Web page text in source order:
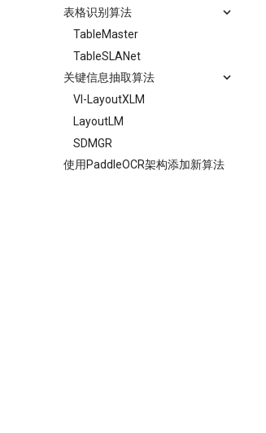
表格识别算法
TableMaster
TableSLANet
关键信息抽取算法
VI-LayoutXLM
LayoutLM
SDMGR
使用PaddleOCR架构添加新算法